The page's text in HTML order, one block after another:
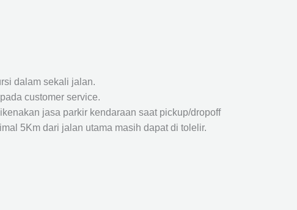
dalam sekali jalan.
customer service.
jasa parkir kendaraan saat pickup/dropoff
5Km dari jalan utama masih dapat di tolelir.